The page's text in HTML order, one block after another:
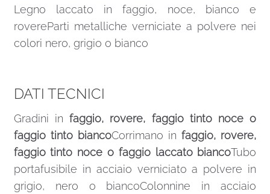
Legno laccato in faggio, noce, bianco e
rovereParti metalliche verniciate a polvere nei
colori nero, grigio o bianco
DATI TECNICI
Gradini infaggio, rovere, faggio tinto noce o
faggio tinto biancoCorrimano infaggio, rovere,
faggio tinto noce o faggio laccato biancoTubo
portafusibile in acciaio verniciato a polvere in
grigio, nero o biancoColonnine in acciaio